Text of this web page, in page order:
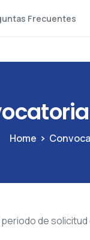
Frecuentes
Home
de